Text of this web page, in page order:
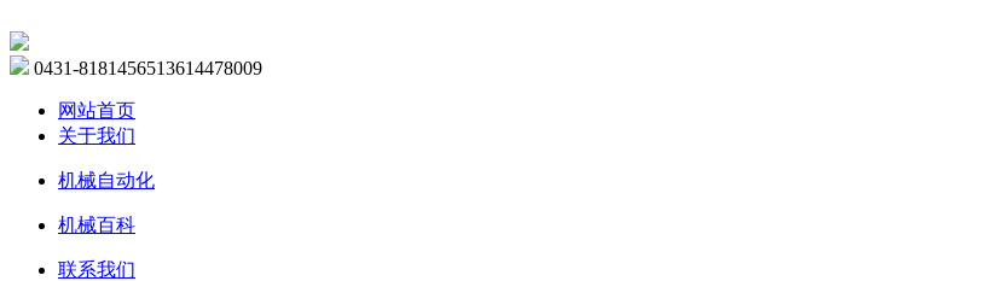
0431-8181456513614478009
网站首页
关于我们
机械自动化
机械百科
联系我们